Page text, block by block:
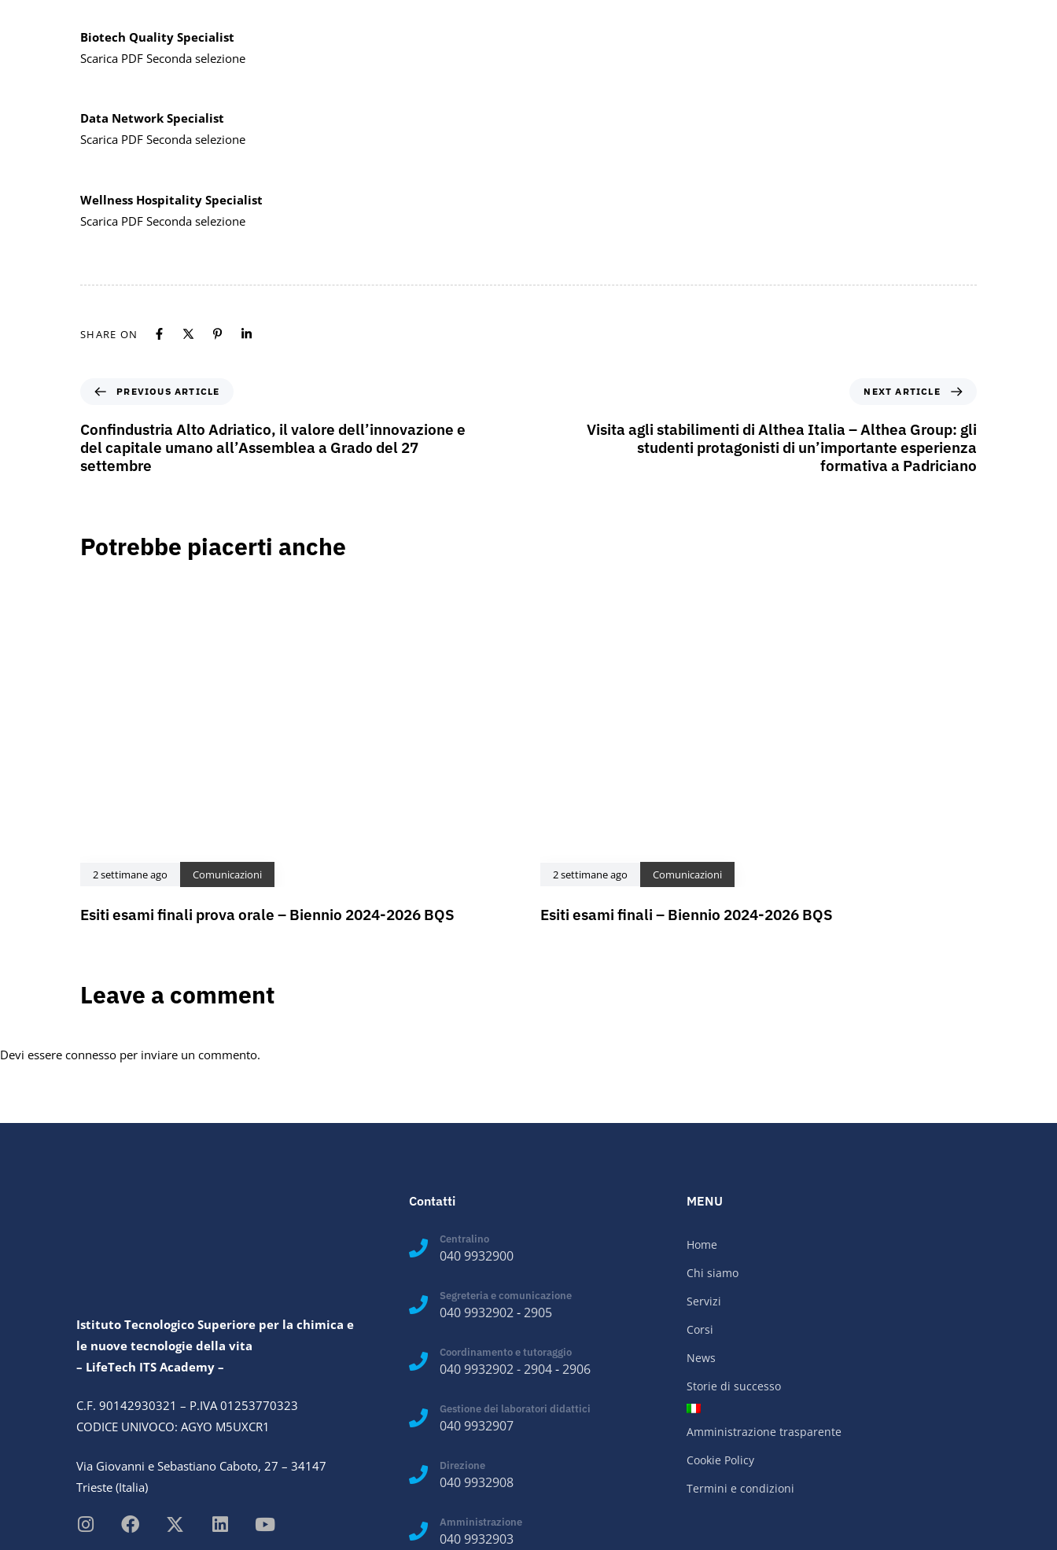
Biotech Quality Specialist
Scarica PDF Seconda selezione
Data Network Specialist
Scarica PDF Seconda selezione
Wellness Hospitality Specialist
Scarica PDF Seconda selezione
SHARE ON
PREVIOUS ARTICLE
Confindustria Alto Adriatico, il valore dell’innovazione e
del capitale umano all’Assemblea a Grado del 27
settembre
NEXT ARTICLE
Visita agli stabilimenti di Althea Italia – Althea Group: gli
studenti protagonisti di un’importante esperienza
formativa a Padriciano
Potrebbe piacerti anche
2 settimane ago Comunicazioni
Esiti esami finali prova orale – Biennio 2024-2026 BQS
2 settimane ago Comunicazioni
Esiti esami finali – Biennio 2024-2026 BQS
Leave a comment
Devi essere connesso per inviare un commento.
Istituto Tecnologico Superiore per la chimica e
le nuove tecnologie della vita
– LifeTech ITS Academy –
C.F. 90142930321 – P.IVA 01253770323
CODICE UNIVOCO: AGYO M5UXCR1
Via Giovanni e Sebastiano Caboto, 27 – 34147
Trieste (Italia)
Contatti
Centralino
040 9932900
Segreteria e comunicazione
040 9932902-2905
Coordinamento e tutoraggio
040 9932902-2904-2906
Gestione dei laboratori didattici
040 9932907
Direzione
040 9932908
Amministrazione
040 9932903
MENU
Home
Chi siamo
Servizi
Corsi
News
Storie di successo
Amministrazione trasparente
Cookie Policy
Termini e condizioni